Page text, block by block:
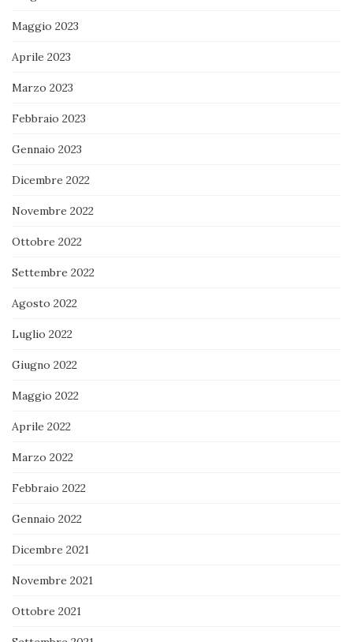
Maggio 2023
Aprile 2023
Marzo 2023
Febbraio 2023
Gennaio 2023
Dicembre 2022
Novembre 2022
Ottobre 2022
Settembre 2022
Agosto 2022
Luglio 2022
Giugno 2022
Maggio 2022
Aprile 2022
Marzo 2022
Febbraio 2022
Gennaio 2022
Dicembre 2021
Novembre 2021
Ottobre 2021